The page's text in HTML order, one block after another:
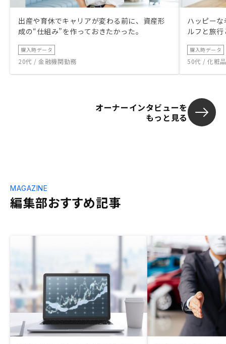
出産や育休でキャリアが変わる前に、資産形
成の“仕組み”を作っておきたかった。
購入時データ
20代 / 金融機関勤務
ハッピー
ルフと旅
購入時データ
50代 / 化粧
オーナーインタビューを
もっと見る
編集部おすすめ記事
MAGAZINE